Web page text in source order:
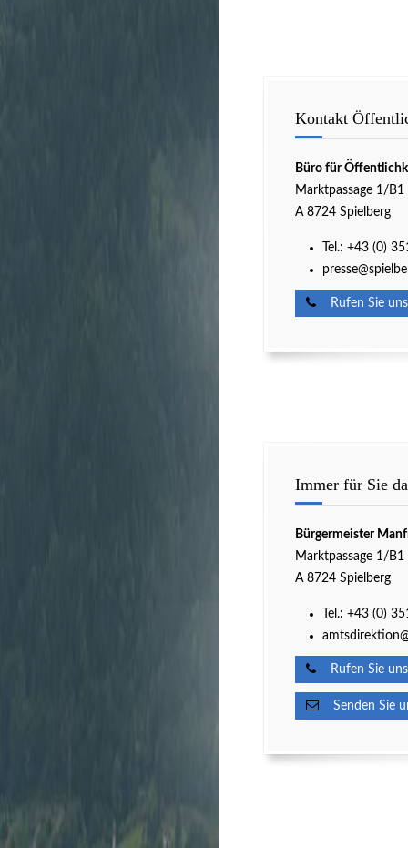
Kontakt
Büro für
Marktpassage 1/B1
A 8724 Spielberg
Tel.: +43 (0)
Rufen Sie
Immer für Sie
Bürgermeister
Marktpassage 1/B1
A 8724 Spielberg
Tel.: +43 (0)
Rufen Sie
Senden Sie